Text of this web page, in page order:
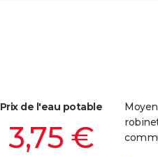
Prix de l'eau potable
3,75 €